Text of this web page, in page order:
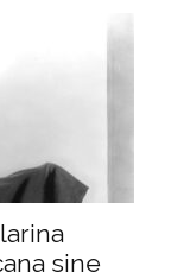
sine